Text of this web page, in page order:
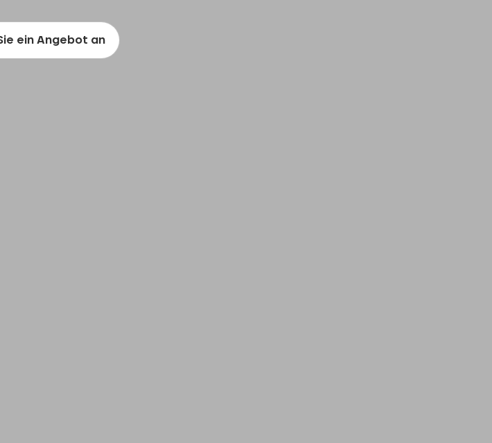
ein Angebot an